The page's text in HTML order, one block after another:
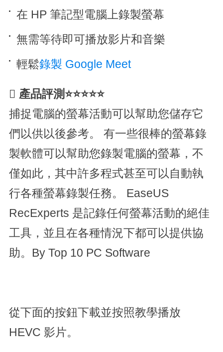
在 HP 筆記型電腦上錄製螢幕
無需等待即可播放影片和音樂
輕鬆錄製 Google Meet
 產品評測⭐⭐⭐⭐⭐
捕捉電腦的螢幕活動可以幫助您儲存它
們以供以後參考。 有一些很棒的螢幕錄
製軟體可以幫助您錄製電腦的螢幕，不
僅如此，其中許多程式甚至可以自動執
行各種螢幕錄製任務。 EaseUS
RecExperts 是記錄任何螢幕活動的絕佳
工具，並且在各種情況下都可以提供協
助。By Top 10 PC Software
從下面的按鈕下載並按照教學播放
HEVC 影片。